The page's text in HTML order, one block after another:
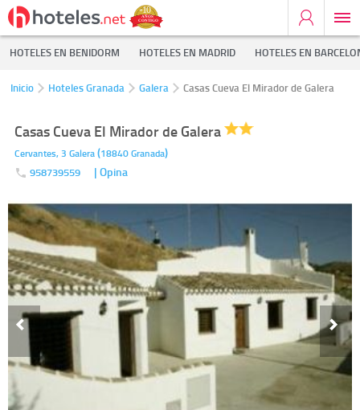
HOTELES EN BENIDORM HOTELES EN MADRID HOTELES EN
Inicio Hoteles Granada Galera Casas Cueva El Mirador de Galera
Casas Cueva El Mirador de Galera
Cervantes, 3 Galera(18840Granada)
958739559 | Opina